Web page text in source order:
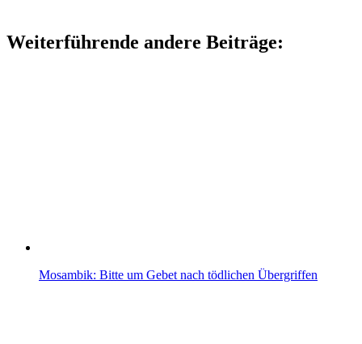
Weiterführende andere Beiträge:
Mosambik: Bitte um Gebet nach tödlichen Übergriffen